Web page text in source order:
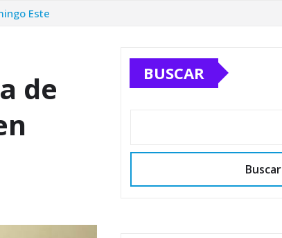
Este
de
BUSCAR
Buscar